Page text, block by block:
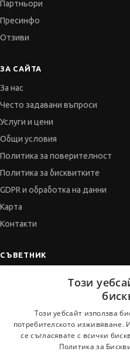
Партньори
Пресинфо
Отзиви
ЗА САЙТА
За нас
Често задавани въпроси
Услуги и цени
Общи условия
Политика за поверителност
Политика за бисквитките
GDPR и обработка на данни
Карта
Контакти
СЪВЕТНИК
Когато получим оферта
Този
Този уебсайт използва
потребителското изживяване.
се съгласявате с всички
Политика за